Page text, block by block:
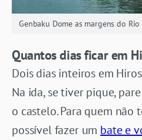
Genbaku Dome as margens do Rio
Quantos dias ficar em
Dois dias inteiros em
Na ida, se tiver pique,
o castelo. Para quem não
possível fazer um bate e